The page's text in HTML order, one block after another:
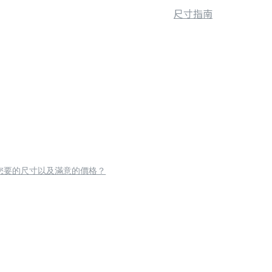
尺寸指南
要的尺寸以及滿意的價格？